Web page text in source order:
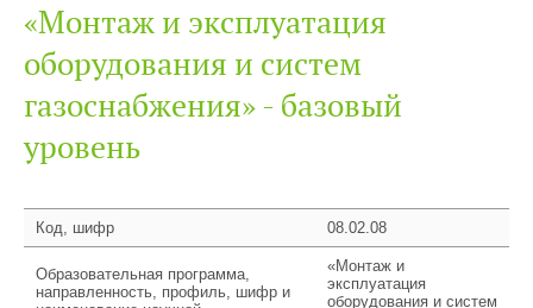
«Монтаж и эксплуатация
оборудования и систем
газоснабжения» - базовый
уровень
Код, шифр 08.02.08
Образовательная программа,
направленность, профиль, шифр и
«Монтаж и
эксплуатация
оборудования и систем